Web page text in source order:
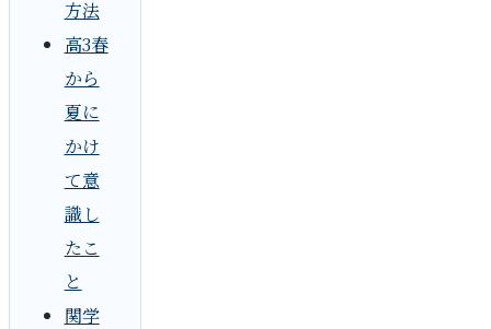
方法
高3春
から
夏に
かけ
て意
識し
たこ
と
関学